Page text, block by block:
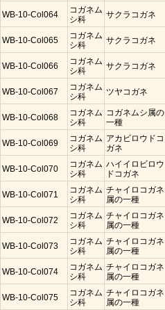
WB-10-Col064
コガネム
シ科
サクラコガネ
WB-10-Col065
コガネム
シ科
サクラコガネ
WB-10-Col066
コガネム
シ科
サクラコガネ
WB-10-Col067
コガネム
シ科
ツヤコガネ
WB-10-Col068
コガネム
シ科
コガネムシ属の
一種
WB-10-Col069
コガネム
シ科
アカビロウドコ
ガネ
WB-10-Col070
コガネム
シ科
ハイイロビロウ
ドコガネ
WB-10-Col071
コガネム
シ科
チャイロコガネ
属の一種
WB-10-Col072
コガネム
シ科
チャイロコガネ
属の一種
WB-10-Col073
コガネム
シ科
チャイロコガネ
属の一種
WB-10-Col074
コガネム
シ科
チャイロコガネ
属の一種
WB-10-Col075
コガネム
シ科
チャイロコガネ
属の一種